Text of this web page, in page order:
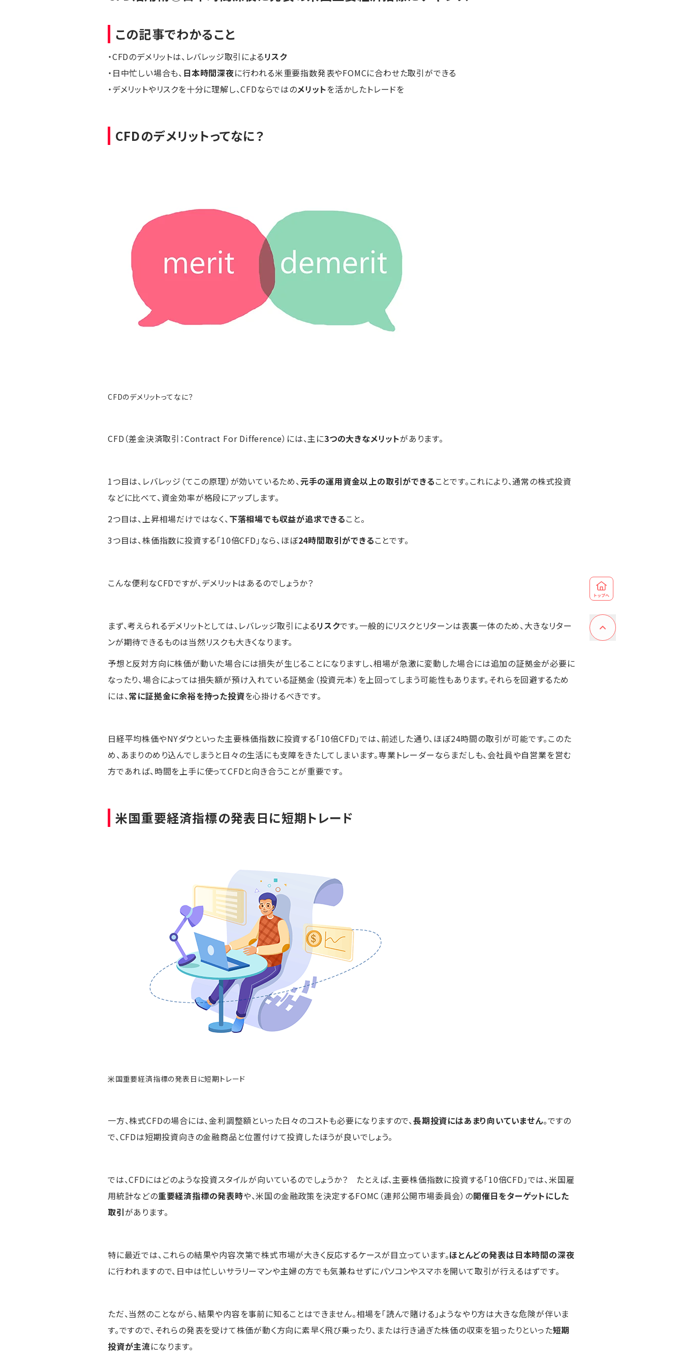
この記事でわかること
・CFDのデメリットは、レバレッジ取引によるリスク
・日中忙しい場合も、 日本時間深夜に行われる米重要指数発表やFOMCに合わせた取引ができる
・デメリットやリスクを十分に理解し、CFDならではのメリットを活かしたトレードを
CFDのデメリットってなに？
CFDのデメリットってなに？
CFD（差金決済取引：Contract For Difference）には、主に3つの大きなメリットがあります。
1つ目は、レバレッジ（てこの原理）が効いているため、元手の運用資金以上の取引ができることです。これにより、通常の株式投資
などに比べて、資金効率が格段にアップします。
2つ目は、上昇相場だけではなく、 下落相場でも収益が追求できること。
3つ目は、株価指数に投資する「10倍CFD」なら、ほぼ24時間取引ができることです。
こんな便利なCFDですが、デメリットはあるのでしょうか？
まず、考えられるデメリットとしては、レバレッジ取引によるリスクです。一般的にリスクとリターンは表裏一体のため、大きなリター
ンが期待できるものは当然リスクも大きくなります。
予想と反対方向に株価が動いた場合には損失が生じることになりますし、相場が急激に変動した場合には追加の証拠金が必要に
なったり、場合によっては損失額が預け入れている証拠金（投資元本）を上回ってしまう可能性もあります。それらを回避するため
には、常に証拠金に余裕を持った投資を心掛けるべきです。
日経平均株価やNYダウといった主要株価指数に投資する「10倍CFD」では、前述した通り、ほぼ24時間の取引が可能です。このた
め、あまりのめり込んでしまうと日々の生活にも支障をきたしてしまいます。専業トレーダーならまだしも、会社員や自営業を営む
方であれば、時間を上手に使ってCFDと向き合うことが重要です。
米国重要経済指標の発表日に短期トレード
米国重要経済指標の発表日に短期トレード
一方、株式CFDの場合には、金利調整額といった日々のコストも必要になりますので、長期投資にはあまり向いていません。ですの
で、CFDは短期投資向きの金融商品と位置付けて投資したほうが良いでしょう。
では、CFDにはどのような投資スタイルが向いているのでしょうか？ たとえば、主要株価指数に投資する「10倍CFD」では、米国雇
用統計などの重要経済指標の発表時や、米国の金融政策を決定するFOMC（連邦公開市場委員会）の開催日をターゲットにした
取引があります。
特に最近では、これらの結果や内容次第で株式市場が大きく反応するケースが目立っています。ほとんどの発表は日本時間の深夜
に行われますので、日中は忙しいサラリーマンや主婦の方でも気兼ねせずにパソコンやスマホを開いて取引が行えるはずです。
ただ、当然のことながら、結果や内容を事前に知ることはできません。相場を「読んで賭ける」ようなやり方は大きな危険が伴いま
す。ですので、それらの発表を受けて株価が動く方向に素早く飛び乗ったり、または行き過ぎた株価の収束を狙ったりといった短期
投資が主流になります。